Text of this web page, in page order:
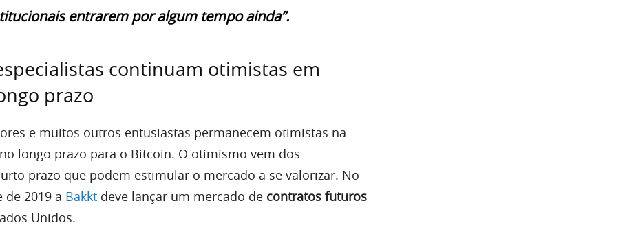
entrarem por algum tempo ainda”.
continuam otimistas em
prazo
e muitos outros entusiastas permanecem otimistas na
longo prazo para o Bitcoin. O otimismo vem dos
prazo que podem estimular o mercado a se valorizar. No
2019 a Bakkt deve lançar um mercado de contratos futuros
Unidos.